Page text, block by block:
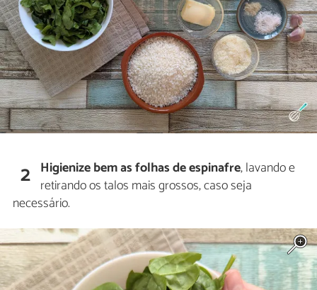
2 Higienize bem as folhas de espinafre, lavando e
retirando os talos mais grossos, caso seja
necessário.